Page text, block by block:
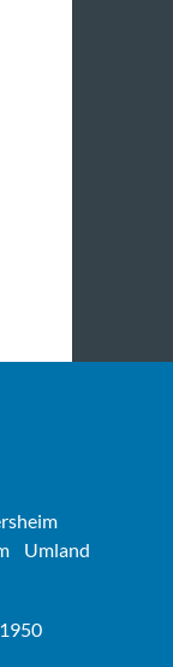
Umland